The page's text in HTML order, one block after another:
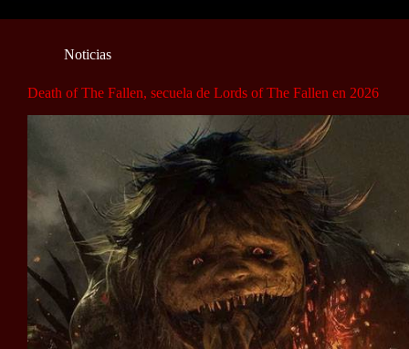
Noticias
Death of The Fallen, secuela de Lords of The Fallen en 2026